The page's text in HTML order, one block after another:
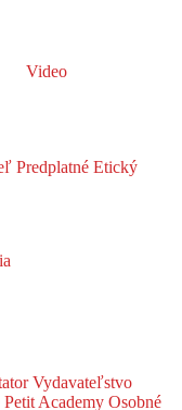
Video
Predplatné Etický
Vydavateľstvo
Petit Academy Osobné